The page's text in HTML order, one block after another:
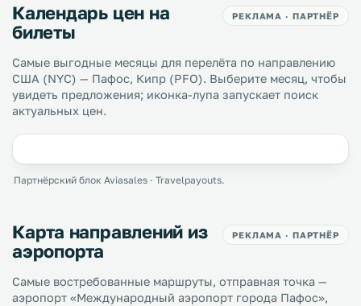
Календарь цен на
билеты
РЕКЛАМА · ПАРТНЁР
Самые выгодные месяцы для перелёта по направлению
США (NYC) — Пафос, Кипр (PFO). Выберите месяц, чтобы
увидеть предложения; иконка-лупа запускает поиск
актуальных цен.
Партнёрский блок Aviasales · Travelpayouts.
Карта направлений из
аэропорта
РЕКЛАМА · ПАРТНЁР
Самые востребованные маршруты, отправная точка —
аэропорт «Международный аэропорт города Пафос»,